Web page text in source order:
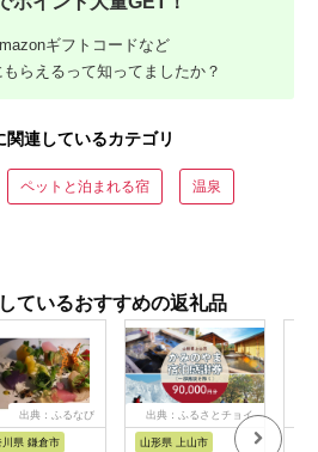
ギフトコードなど
らえるって知ってましたか？
連しているカテゴリ
ペットと泊まれる宿 温泉
ているおすすめの返礼品
出典：ふるなび
川県 鎌倉市
出典：ふるさとチョイ
山形県 上山市